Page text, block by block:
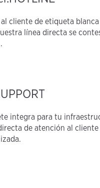
cliente de etiqueta
línea directa se
integra para tu
de atención al